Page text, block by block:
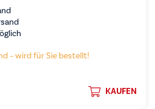
– wird für Sie bestellt!
KAUFEN